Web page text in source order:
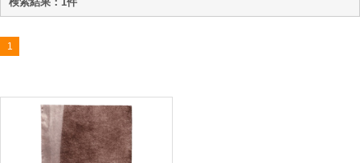
1